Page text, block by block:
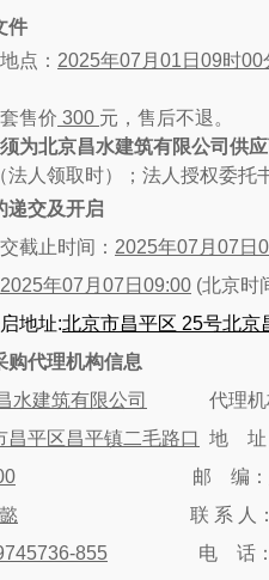
件
点： 2025年07 月 01 日 09时00
售价 300 元，售后不退。
为北京昌水建筑有限公司供
法人领取时）；法人授权委托
递交及开启
截止时间： 2025年07 月 07 日
2025年07 月 07 日 09:00 (北京时
地址:北京市昌平区 25号北京
购代理机构信息
水建筑有限公司 代理机
昌平区昌平镇二毛路口 地 址
邮 编：
联 系 人：
855 电 话：